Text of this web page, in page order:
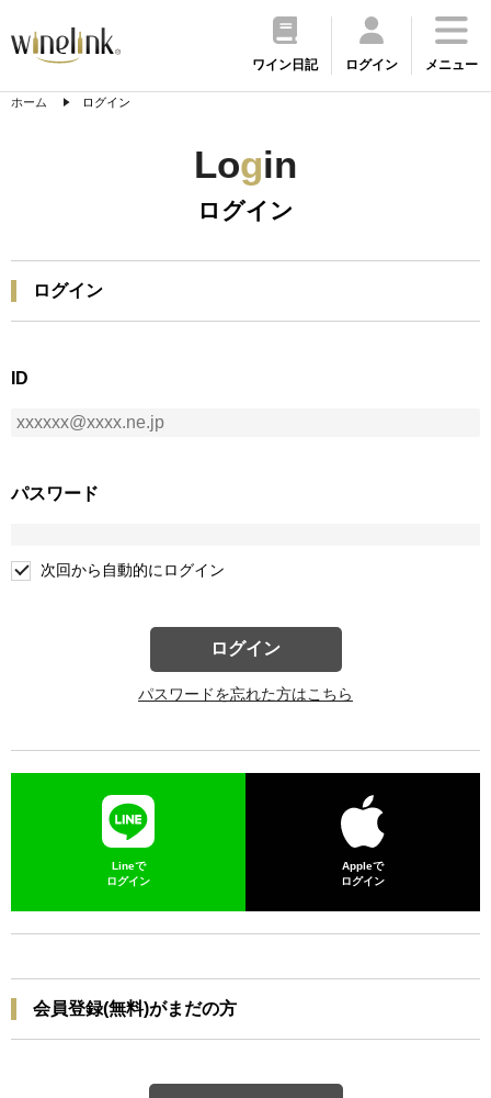
ワイン日記 ログイン メニュー
ホーム ログイン
Login
ログイン
ログイン
ID
パスワード
次回から自動的にログイン
ログイン
パスワードを忘れた方はこちら
Lineで
ログイン
Appleで
ログイン
会員登録(無料)がまだの方